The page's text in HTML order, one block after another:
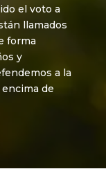
el voto a
llamados
forma
y
a la
de